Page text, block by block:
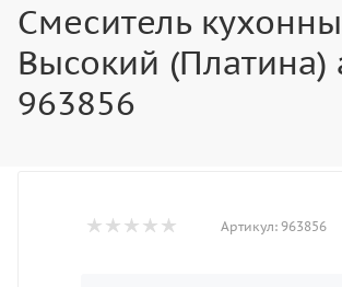
Смеситель
Высокий (Платина)
963856
Артикул: 963856